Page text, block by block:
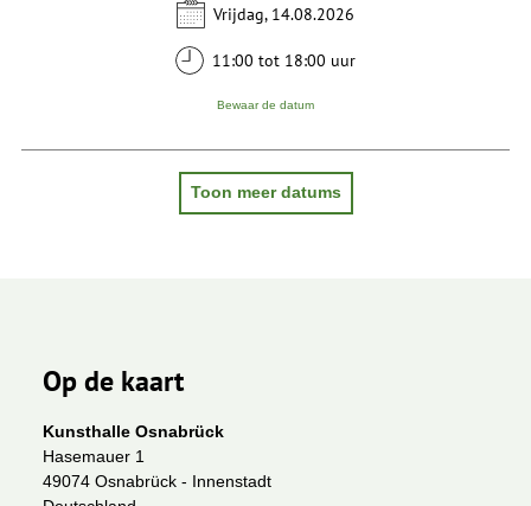
Vrijdag, 14.08.2026
11:00 tot 18:00 uur
Bewaar de datum
Toon meer datums
Op de kaart
Kunsthalle Osnabrück
Hasemauer 1
49074 Osnabrück - Innenstadt